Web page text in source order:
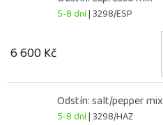
5-8 dní| 3298/ESP
6 600 Kč
Odstín: salt/pepper mix
5-8 dní| 3298/HAZ